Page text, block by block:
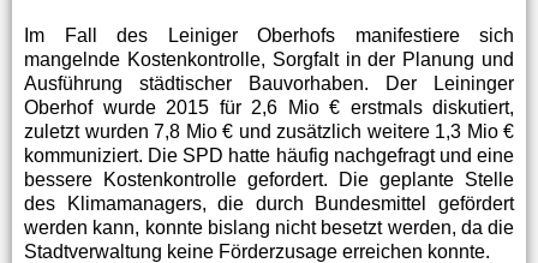
Im Fall des Leiniger Oberhofs manifestiere sich
mangelnde Kostenkontrolle, Sorgfalt in der Planung und
Ausführung städtischer Bauvorhaben. Der Leininger
Oberhof wurde 2015 für 2,6 Mio € erstmals diskutiert,
zuletzt wurden 7,8 Mio € und zusätzlich weitere 1,3 Mio €
kommuniziert. Die SPD hatte häufig nachgefragt und eine
bessere Kostenkontrolle gefordert. Die geplante Stelle
des Klimamanagers, die durch Bundesmittel gefördert
werden kann, konnte bislang nicht besetzt werden, da die
Stadtverwaltung keine Förderzusage erreichen konnte.